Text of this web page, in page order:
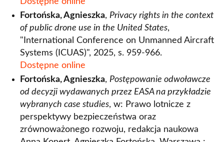
Fortońska, Agnieszka, Privacy rights in the context
of public drone use in the United States,
"International Conference on Unmanned Aircraft
Systems (ICUAS)", 2025, s. 959-966.
Dostępne online
Fortońska, Agnieszka, Postępowanie odwoławcze
od decyzji wydawanych przez EASA na przykładzie
wybranych case studies, w: Prawo lotnicze z
perspektywy bezpieczeństwa oraz
zrównoważonego rozwoju, redakcja naukowa